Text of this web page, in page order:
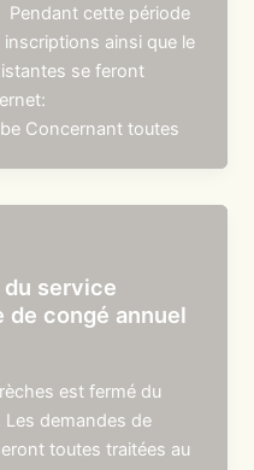
Pendant cette période
ainsi que le
se feront
Concernant toutes
service
de congé annuel
est fermé du
demandes de
toutes traitées au